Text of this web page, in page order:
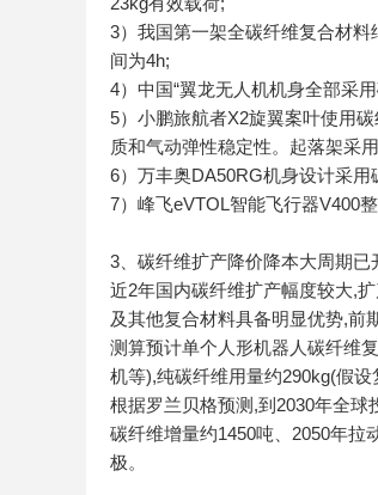
3）我国第一架全碳纤维复合材
间为4h;
4）中国“翼龙无人机机身全部采
5）小鹏旅航者X2旋翼案叶使用
质和气动弹性稳定性。起落架采
6）万丰奥DA50RG机身设计采
7）峰飞eVTOL智能飞行器V400
3、碳纤维扩产降价降本大周期
近2年国内碳纤维扩产幅度较大,
及其他复合材料具备明显优势,前
测算预计单个人形机器人碳纤维
机等),纯碳纤维用量约290kg(假设
根据罗兰贝格预测,到2030年全球
碳纤维增量约1450吨、2050年拉
极。